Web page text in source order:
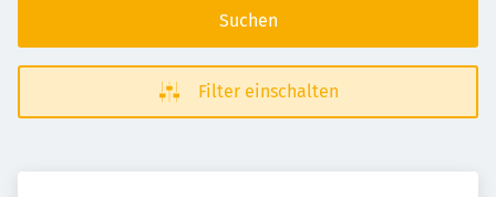
Suchen
Filter einschalten